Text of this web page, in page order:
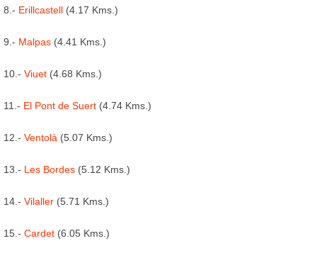
8.- Erillcastell (4.17 Kms.)
9.- Malpas (4.41 Kms.)
10.- Viuet (4.68 Kms.)
11.- El Pont de Suert (4.74 Kms.)
12.- Ventolà (5.07 Kms.)
13.- Les Bordes (5.12 Kms.)
14.- Vilaller (5.71 Kms.)
15.- Cardet (6.05 Kms.)